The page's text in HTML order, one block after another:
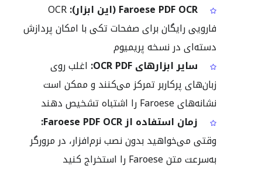
Faroese PDF OCR (این ابزار):
OCR
فارویی رایگان برای صفحات تکی با امکان پردازش
دسته‌ای در نسخه پریمیوم
سایر ابزارهای OCR PDF:
اغلب روی
زبان‌های پرکاربر تمرکز می‌کنند و ممکن است
نشانه‌های Faroese را اشتباه تشخیص دهند
زمان استفاده از Faroese PDF OCR:
وقتی می‌خواهید بدون نصب نرم‌افزار، در مرورگر
به‌سرعت متن Faroese را استخراج کنید